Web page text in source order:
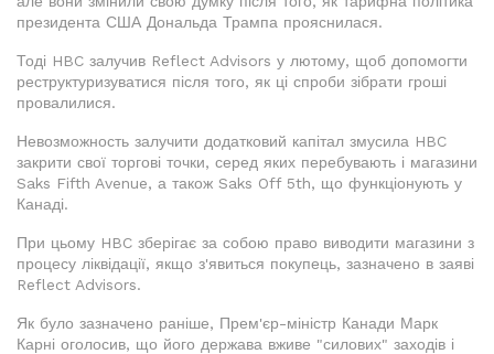
президента США Дональда Трампа прояснилася.
Тоді HBC залучив Reflect Advisors у лютому, щоб допомогти
реструктуризуватися після того, як ці спроби зібрати гроші
провалилися.
Невозможность залучити додатковий капітал змусила HBC
закрити свої торгові точки, серед яких перебувають і магазини
Saks Fifth Avenue, а також Saks Off 5th, що функціонують у
Канаді.
При цьому HBC зберігає за собою право виводити магазини з
процесу ліквідації, якщо з'явиться покупець, зазначено в заяві
Reflect Advisors.
Як було зазначено раніше, Прем'єр-міністр Канади Марк
Карні оголосив, що його держава вживе "силових" заходів і